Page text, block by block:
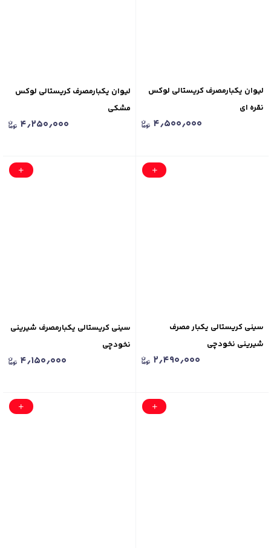
لیوان یکبارمصرف کریستالی لوکس
نقره ای
۴٫۵۰۰٫۰۰۰
لیوان یکبارمصرف کریستالی لوکس
مشکی
۴٫۲۵۰٫۰۰۰
سینی کریستالی یکبار مصرف
شیرینی نخودچی
۲٫۴۹۰٫۰۰۰
سینی کریستالی یکبارمصرف شیرینی
نخودچی
۴٫۱۵۰٫۰۰۰